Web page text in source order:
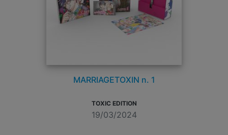
MARRIAGETOXIN n. 1
TOXIC EDITION
19/03/2024